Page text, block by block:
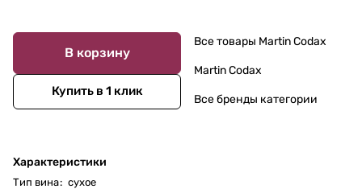
В корзину
Купить в 1 клик
Характеристики
Тип вина: сухое
Все товары Martin Codax
Martin Codax
Все бренды категории